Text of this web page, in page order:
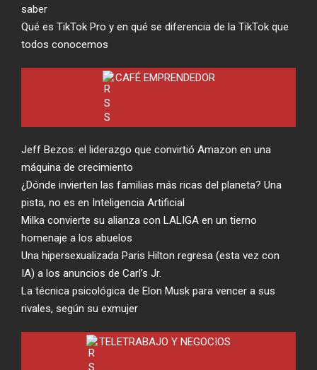
saber
Qué es TikTok Pro y en qué se diferencia de la TikTok que
todos conocemos
CAFÉ EMPRENDEDOR
Jeff Bezos: el liderazgo que convirtió Amazon en una
máquina de crecimiento
¿Dónde invierten las familias más ricas del planeta? Una
pista, no es en Inteligencia Artificial
Milka convierte su alianza con LALIGA en un tierno
homenaje a los abuelos
Una hipersexualizada Paris Hilton regresa (esta vez con
IA) a los anuncios de Carl’s Jr.
La técnica psicológica de Elon Musk para vencer a sus
rivales, según su exmujer
TELETRABAJO Y NEGOCIOS